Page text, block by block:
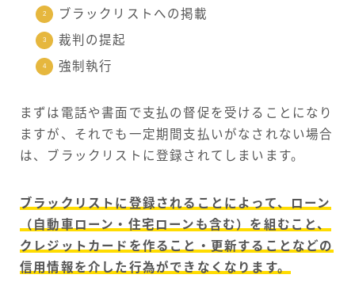
ブラックリストへの掲載
裁判の提起
強制執行
まずは電話や書面で支払の督促を受けることになり
ますが、それでも一定期間支払いがなされない場合
は、ブラックリストに登録されてしまいます。
ブラックリストに登録されることによって、ローン
（自動車ローン・住宅ローンも含む）を組むこと、
クレジットカードを作ること・更新することなどの
信用情報を介した行為ができなくなります。